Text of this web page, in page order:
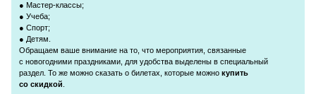
● Мастер-классы;
● Учеба;
● Спорт;
● Детям.
Обращаем ваше внимание на то, что мероприятия, связанные
с новогодними праздниками, для удобства выделены в специальный
раздел. То же можно сказать о билетах, которые можно купить
со скидкой